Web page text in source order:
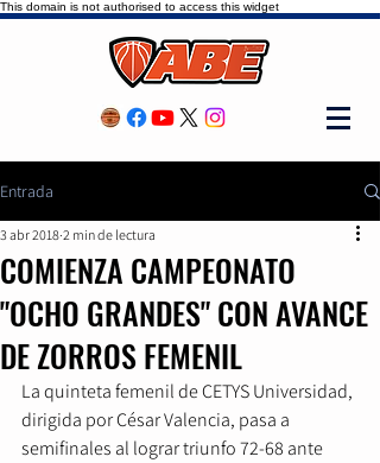
This domain is not authorised to access this widget
Entrada
COMIENZA CAMPEONATO
"OCHO GRANDES" CON AVANCE
DE ZORROS FEMENIL
3 abr 2018 2 min de lectura
La quinteta femenil de CETYS Universidad,
dirigida por César Valencia, pasa a
semifinales al lograr triunfo 72-68 ante